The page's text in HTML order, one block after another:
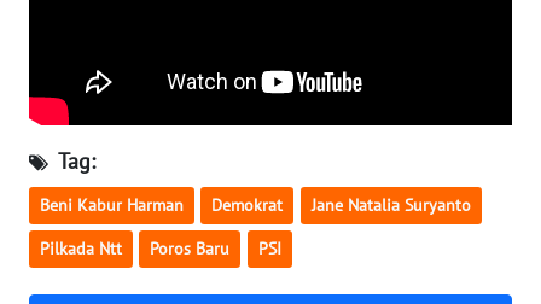
Tag:
Beni Kabur Harman Demokrat Jane Natalia Suryanto
Pilkada Ntt Poros Baru PSI
WN
SUMSEL
WN
BENGKULU